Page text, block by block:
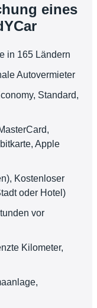
eines
in 165 Ländern
Autovermieter
Standard,
Apple
Kostenloser
oder Hotel)
vor
Kilometer,